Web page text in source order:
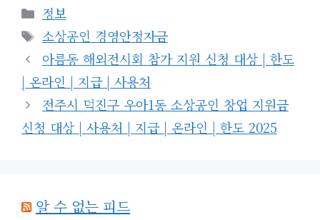
카
테
고
리
정보
태
그
소상공인 경영안정자금
아름동 해외전시회 참가 지원 신청 대상 | 한도
| 온라인 | 지급 | 사용처
전주시 덕진구 우아1동 소상공인 창업 지원금
신청 대상 | 사용처 | 지급 | 온라인 | 한도 2025
알 수 없는 피드